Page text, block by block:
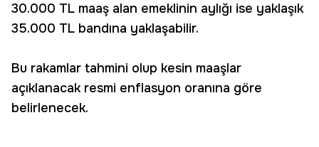
30.000 TL maaş alan emeklinin aylığı ise yaklaşık
35.000 TL bandına yaklaşabilir.
Bu rakamlar tahmini olup kesin maaşlar
açıklanacak resmi enflasyon oranına göre
belirlenecek.